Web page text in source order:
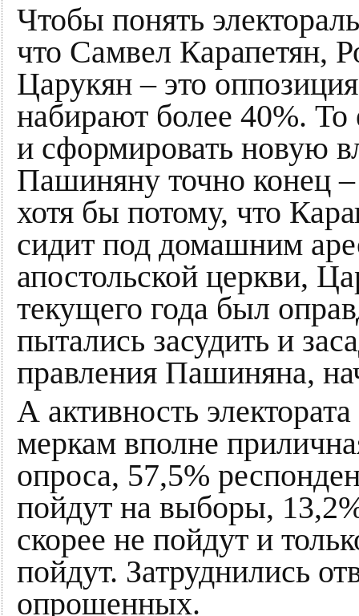
Чтобы понять
что Самвел Карапетян,
Царукян – это
набирают более 40%. То
и сформировать новую
Пашиняну точно конец
хотя бы потому, что
сидит под домашним
апостольской церкви,
текущего года был
пытались засудить и
правления Пашиняна,
А активность
меркам вполне
опроса, 57,5%
пойдут на выборы,
скорее не пойдут и
пойдут. Затруднились
опрошенных.